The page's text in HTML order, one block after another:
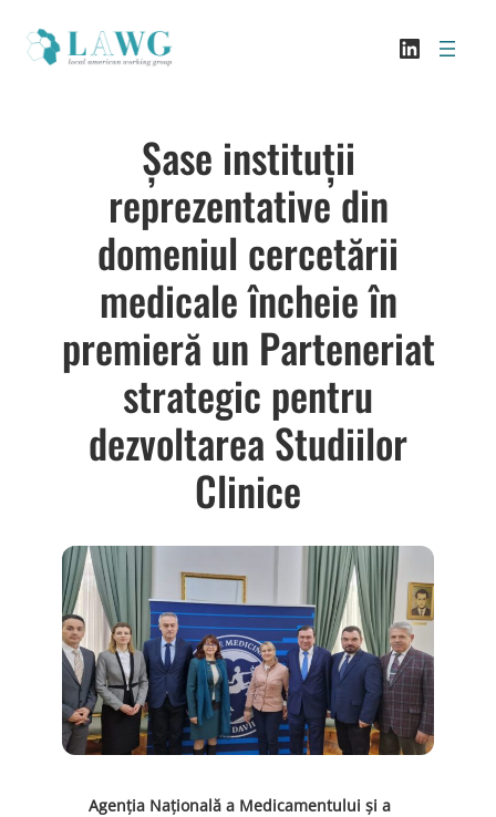
conținut
Șase instituții
reprezentative din
domeniul cercetării
medicale încheie în
premieră un Parteneriat
strategic pentru
dezvoltarea Studiilor
Clinice
Agenția Națională a Medicamentului și a